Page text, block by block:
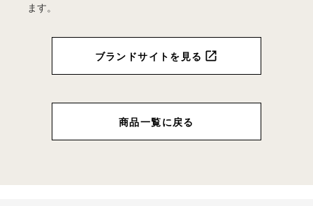
ます。
ブランドサイトを見る
商品一覧に戻る